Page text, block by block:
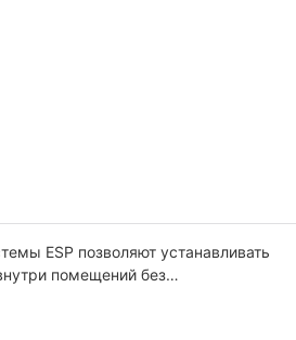
ESP позволяют устанавливать
помещений без